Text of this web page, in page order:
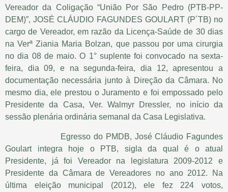
Vereador da Coligação “União Por São Pedro (PTB-PP-
DEM)”, JOSÉ CLÁUDIO FAGUNDES GOULART (P´TB) no
cargo de Vereador, em razão da Licença-Saúde de 30 dias
na Verª Ziania Maria Bolzan, que passou por uma cirurgia
no dia 08 de maio. O 1° suplente foi convocado na sexta-
feira, dia 09, e na segunda-feira, dia 12, apresentou a
documentação necessária junto à Direção da Câmara. No
mesmo dia, ele prestou o Juramento e foi empossado pelo
Presidente da Casa, Ver. Walmyr Dressler, no início da
sessão plenária ordinária semanal da Casa Legislativa.
Egresso do PMDB, José Cláudio Fagundes
Goulart integra hoje o PTB, sigla da qual é o atual
Presidente, já foi Vereador na legislatura 2009-2012 e
Presidente da Câmara de Vereadores no ano 2012. Na
última eleição municipal (2012), ele fez 224 votos,